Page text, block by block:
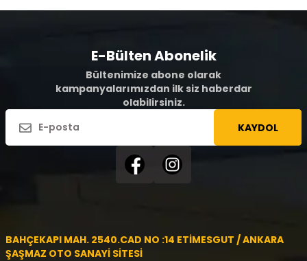
E-Bülten Abonelik
Bültenimize abone olarak
kampanyalarımızdan ilk siz haberdar
olabilirsiniz.
KAYDOL
BAHÇEKAPI MAH. 2540.CAD NO :14 ETİMESGUT / ANKARA
ŞAŞMAZ OTO SANAYİ SİTESİ